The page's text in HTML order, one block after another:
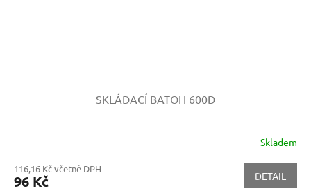
SKLÁDACÍ BATOH 600D
Skladem
116,16 Kč včetně DPH
96 Kč DETAIL